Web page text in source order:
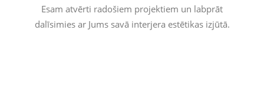
Esam atvērti radošiem projektiem un labprāt
dalīsimies ar Jums savā interjera estētikas izjūtā.